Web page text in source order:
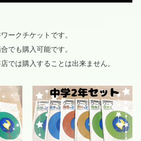
ークチケットです。
でも購入可能です。
では購入することは出来ません。